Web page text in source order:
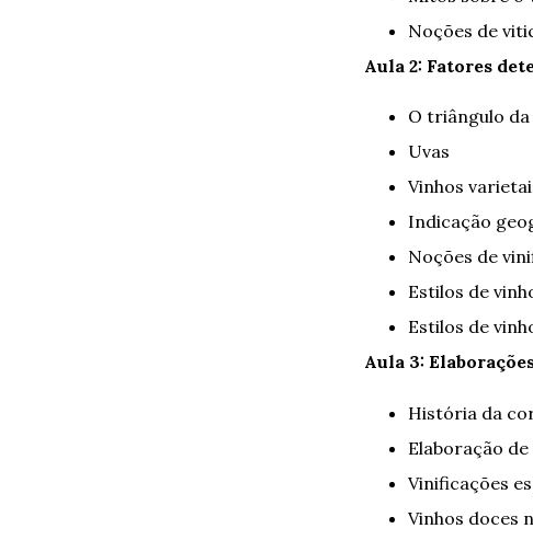
Noções de
Aula 2: Fatores
O triângulo
Uvas
Vinhos
Indicação
Noções de
Estilos de
Estilos de
Aula 3:
História da
Elaboração de
Vinificações
Vinhos doces